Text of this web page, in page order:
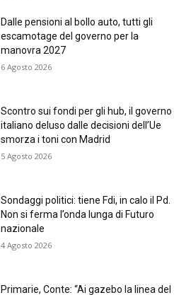
Dalle pensioni al bollo auto, tutti gli
escamotage del governo per la
manovra 2027
6 Agosto 2026
Scontro sui fondi per gli hub, il governo
italiano deluso dalle decisioni dell’Ue
smorza i toni con Madrid
5 Agosto 2026
Sondaggi politici: tiene Fdi, in calo il Pd.
Non si ferma l’onda lunga di Futuro
nazionale
4 Agosto 2026
Primarie, Conte: “Ai gazebo la linea del